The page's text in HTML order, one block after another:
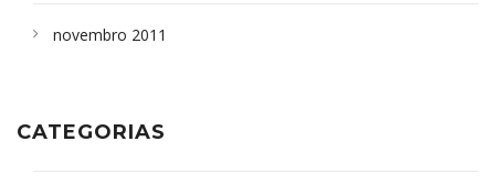
novembro 2011
CATEGORIAS